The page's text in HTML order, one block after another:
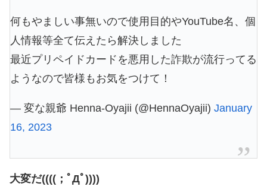
何もやましい事無いので使用目的やYouTube名、個
人情報等全て伝えたら解決しました
最近プリペイドカードを悪用した詐欺が流行ってる
ようなので皆様もお気をつけて！
— 変な親爺 Henna-Oyajii (@HennaOyajii) January
16, 2023
大変だ((((；ﾟДﾟ))))